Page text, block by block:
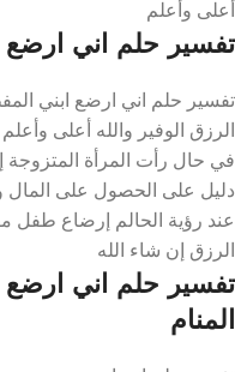
أعلى وأعلم
تفسير حلم اني ارضع
تفسير حلم اني ارضع ابني
الرزق الوفير والله أعلى وأعلم
في حال رأت المرأة
دليل على الحصول على المال
عند رؤية الحالم إرضاع
الرزق إن شاء الله
تفسير حلم اني
المنام